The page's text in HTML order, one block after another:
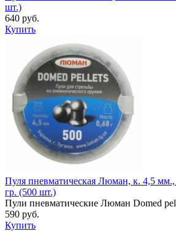
шт.)
640 руб.
Купить
Пуля пневматическая Люман, к. 4,5 мм.,
гр. (500 шт.)
Пули пневматические Люман Domed
590 руб.
Купить